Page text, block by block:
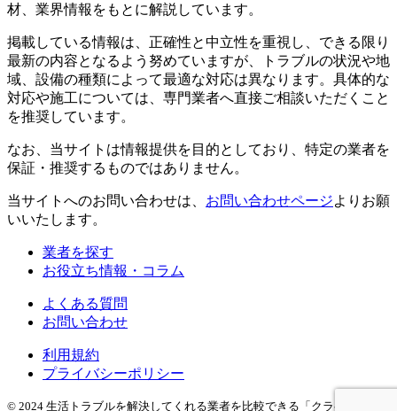
材、業界情報をもとに解説しています。
掲載している情報は、正確性と中立性を重視し、できる限り
最新の内容となるよう努めていますが、トラブルの状況や地
域、設備の種類によって最適な対応は異なります。具体的な
対応や施工については、専門業者へ直接ご相談いただくこと
を推奨しています。
なお、当サイトは情報提供を目的としており、特定の業者を
保証・推奨するものではありません。
当サイトへのお問い合わせは、 お問い合わせページよりお願
いいたします。
業者を探す
お役立ち情報・コラム
よくある質問
お問い合わせ
利用規約
プライバシーポリシー
© 2024 生活トラブルを解決してくれる業者を比較できる「クラベール」